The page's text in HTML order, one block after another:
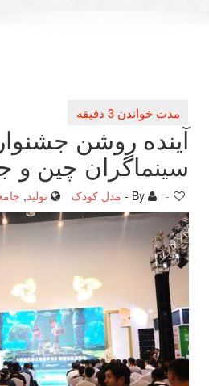
آینده روشن
سینماگران چین و
مدل کودک تولید, -